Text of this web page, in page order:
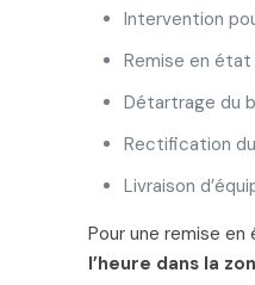
Intervention
Remise en état
Détartrage du
Rectification
Livraison
Pour une remise
l’heure dans la